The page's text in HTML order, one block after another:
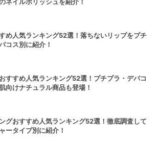
ネイルポリッシュを紹介！
め人気ランキング52選！落ちないリップをプチ
コス別に紹介！
すすめ人気ランキング52選！プチプラ・デパコ
向けナチュラル商品も登場！
グおすすめ人気ランキング52選！徹底調査して
ータイプ別に紹介！